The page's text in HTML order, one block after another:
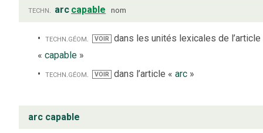
techn. arc capable nom
techn.géom. VOIR dans les unités lexicales de l’article
« capable »
techn. géom. VOIR dans l’article « arc»
arc capable